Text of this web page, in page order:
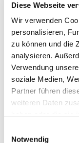
Diese Webseite
Wir verwenden
personalisieren,
zu können und die
analysieren.
Verwendung
soziale Medien,
Partner führen
weiteren Daten
Notwendig